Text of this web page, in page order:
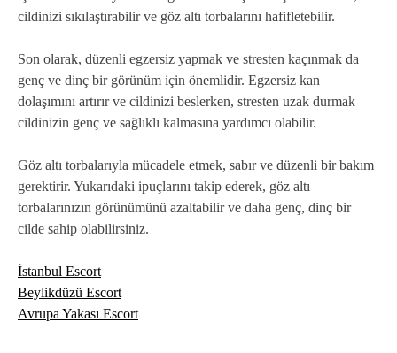
cildinizi sıkılaştırabilir ve göz altı torbalarını hafifletebilir.
Son olarak, düzenli egzersiz yapmak ve stresten kaçınmak da
genç ve dinç bir görünüm için önemlidir. Egzersiz kan
dolaşımını artırır ve cildinizi beslerken, stresten uzak durmak
cildinizin genç ve sağlıklı kalmasına yardımcı olabilir.
Göz altı torbalarıyla mücadele etmek, sabır ve düzenli bir bakım
gerektirir. Yukarıdaki ipuçlarını takip ederek, göz altı
torbalarınızın görünümünü azaltabilir ve daha genç, dinç bir
cilde sahip olabilirsiniz.
İstanbul Escort
Beylikdüzü Escort
Avrupa Yakası Escort